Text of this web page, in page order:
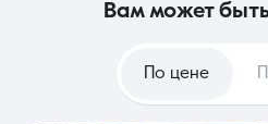
вам может
По цене